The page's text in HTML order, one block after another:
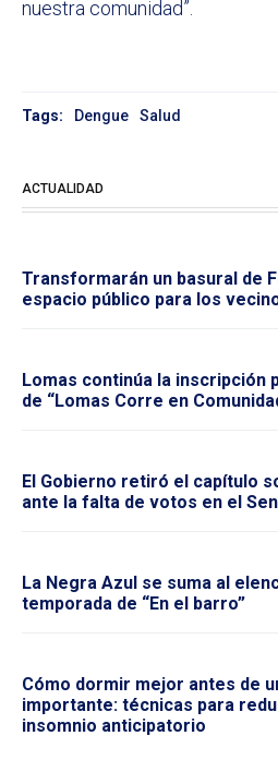
nuestra comunidad”.
Tags: Dengue Salud
ACTUALIDAD
Transformarán un basural de
espacio público para los
Lomas continúa la inscripción
de “Lomas Corre en
El Gobierno retiró el capítulo
ante la falta de votos en el
La Negra Azul se suma al
temporada de “En el barro”
Cómo dormir mejor antes de
importante: técnicas para
insomnio anticipatorio